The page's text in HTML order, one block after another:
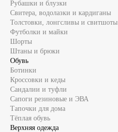
Рубашки и блузки
Свитера, водолазки и кардиганы
Толстовки, лонгсливы и свитшоты
Футболки и майки
Шорты
Штаны и брюки
Обувь
Ботинки
Кроссовки и кеды
Сандалии и туфли
Сапоги резиновые и ЭВА
Тапочки для дома
Тёплая обувь
Верхняя одежда